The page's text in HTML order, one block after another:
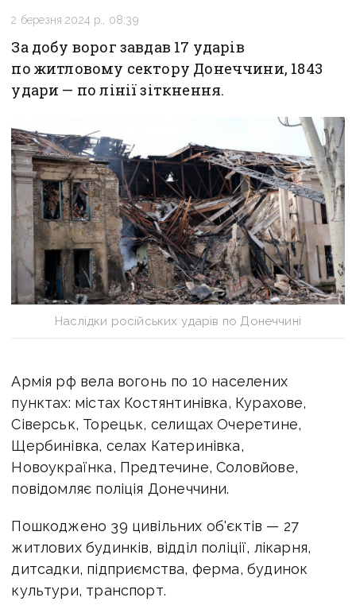
2 березня 2024 р., 08:39
За добу ворог завдав 17 ударів
по житловому сектору Донеччини, 1843
удари — по лінії зіткнення.
Наслідки російських ударів по Донеччині
Армія рф вела вогонь по 10 населених
пунктах: містах Костянтинівка, Курахове,
Сіверськ, Торецьк, селищах Очеретине,
Щербинівка, селах Катеринівка,
Новоукраїнка, Предтечине, Соловйове,
повідомляє поліція Донеччини.
Пошкоджено 39 цивільних об'єктів — 27
житлових будинків, відділ поліції, лікарня,
дитсадки, підприємства, ферма, будинок
культури, транспорт.